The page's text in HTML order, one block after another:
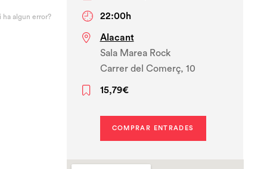
ha algun error? 22:00h
Alacant
Sala Marea Rock
Carrer del Comerç, 10
15,79€
COMPRAR ENTRADES